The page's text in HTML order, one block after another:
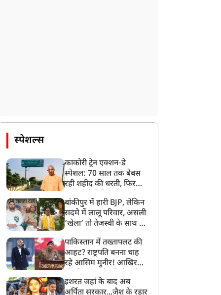
स्पेशल्स
काकोरी ट्रेन एक्शन-डे
स्पेशल: 70 साल तक बेबस
रही शहीद की धरती, फिर
पीढ़ियों का दर्द
बांकीपुर में हारी BJP, लेकिन
सदमे में लालू परिवार, असली
‘खेला’ तो तेजस्वी के साथ हो
पाकिस्तान में तख्तापलट की
आहट? राष्ट्रपति बनना चाह
रहे आसिम मुनीर! आखिर
बनाया मोहरा?
इशरत जहां के बाद अब
अर्पिता सरकार...जैश के रडार